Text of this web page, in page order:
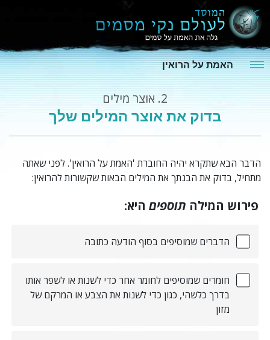
האמת על הרואין
2. אוצר מילים
בדוק את אוצר המילים שלך
הדבר הבא שתקרא יהיה החוברת 'האמת על הרואין'.לפני שאתה
מתחיל, בדוק את הבנתך את המילים הבאות שקשורות להרואין:
פירוש המילה תוספים היא:
הדברים שמוסיפים בסוף הודעה כתובה
חומרים שמוסיפים לחומר אחר כדי לשנות או לשפר אותו
בדרך כלשהי, כגון כדי לשנות את הצבע או המרקם של
מזון